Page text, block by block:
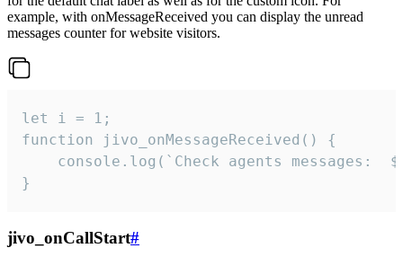
example, with onMessageReceived you can display the unread
messages counter for website visitors.
let i = 1;
function jivo_onMessageReceived() {
}
jivo_onCallStart#